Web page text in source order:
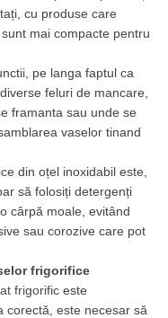
cu produse care
mai compacte pentru
pe langa faptul ca
feluri de mancare,
framanta sau unde se
vaselor tinand
din oțel inoxidabil este,
să folosiți detergenți
cârpă moale, evitând
sau corozive care pot
frigorifice
frigorific este
corectă, este necesar să